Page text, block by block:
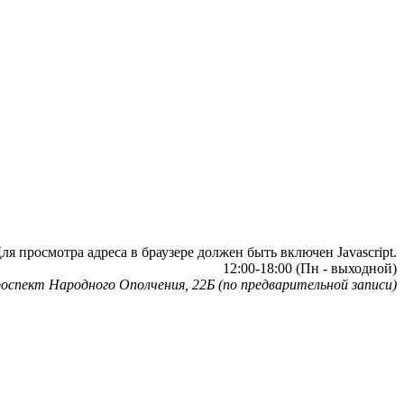
адреса в браузере должен быть включен Javascript.
12:00-18:00 (Пн - выходной)
Народного Ополчения, 22Б (по предварительной записи)